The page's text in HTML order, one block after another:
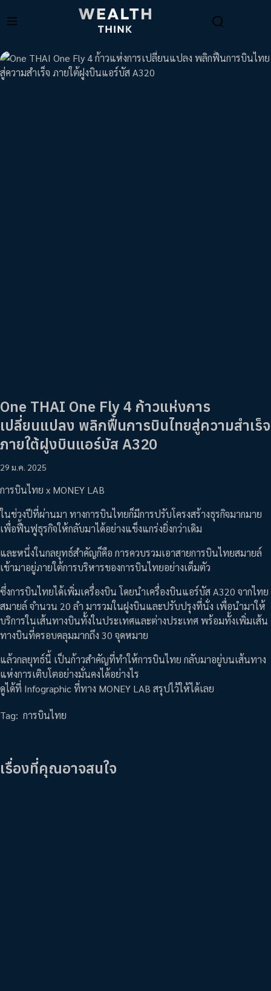
One THAI One Fly 4 ก้าวแห่งการ
เปลี่ยนแปลง พลิกฟื้นการบินไทยสู่ความสำเร็จ
ภายใต้ฝูงบินแอร์บัส A320
29 ม.ค. 2025
การบินไทย x MONEY LAB
ในช่วงปีที่ผ่านมา ทางการบินไทยก็มีการปรับโครงสร้างธุรกิจมากมาย
เพื่อฟื้นฟูธุรกิจให้กลับมาได้อย่างแข็งแกร่งยิ่งกว่าเดิม
และหนึ่งในกลยุทธ์สำคัญก็คือ การควบรวมเอาสายการบินไทยสมายล์
เข้ามาอยู่ภายใต้การบริหารของการบินไทยอย่างเต็มตัว
ซึ่งการบินไทยได้เพิ่มเครื่องบิน โดยนำเครื่องบินแอร์บัส A320 จากไทย
สมายล์ จำนวน 20 ลำ มารวมในฝูงบินและปรับปรุงที่นั่ง เพื่อนำมาให้
บริการในเส้นทางบินทั้งในประเทศและต่างประเทศ พร้อมทั้งเพิ่มเส้น
ทางบินที่ครอบคลุมมากถึง 30 จุดหมาย
แล้วกลยุทธ์นี้ เป็นก้าวสำคัญที่ทำให้การบินไทย กลับมาอยู่บนเส้นทาง
แห่งการเติบโตอย่างมั่นคงได้อย่างไร
ดูได้ที่ Infographic ที่ทาง MONEY LAB สรุปไว้ให้ได้เลย
Tag: การบินไทย
เรื่องที่คุณอาจสนใจ